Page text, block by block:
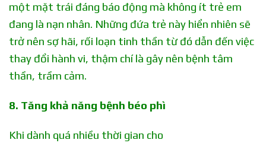
một mặt trái đáng báo động mà không ít trẻ em
đang là nạn nhân. Những đứa trẻ này hiển nhiên sẽ
trở nên sợ hãi, rối loạn tinh thần từ đó dẫn đến việc
thay đổi hành vi, thậm chí là gây nên bệnh tâm
thần, trầm cảm.
8. Tăng khả năng bệnh béo phì
Khi dành quá nhiều thời gian cho